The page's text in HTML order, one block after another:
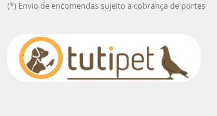
(*) Envio de encomendas sujeito a cobrança de portes